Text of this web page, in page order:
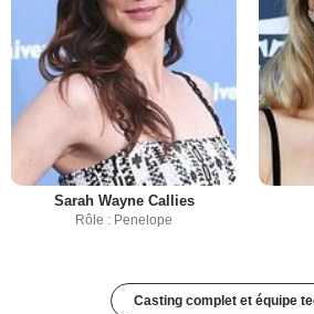
Sarah Wayne Callies
Rôle : Penelope
Casting complet et équipe